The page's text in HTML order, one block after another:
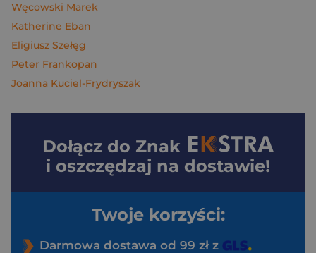
Węcowski Marek
Katherine Eban
Eligiusz Szełęg
Peter Frankopan
Joanna Kuciel-Frydryszak
Dołącz do Znak
i oszczędzaj na dostawie!
Twoje korzyści:
Darmowa dostawa od 99 zł z